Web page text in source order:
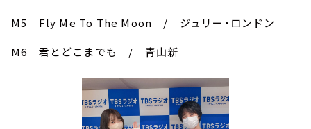
M5 Fly Me To The Moon / ジュリー・ロンドン
M6 君とどこまでも / 青山新